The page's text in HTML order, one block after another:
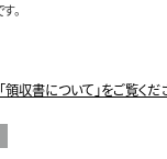
。
収書について」をご覧くだ